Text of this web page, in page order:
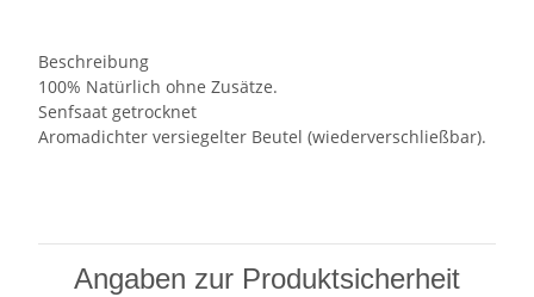
Beschreibung
100% Natürlich ohne Zusätze.
Senfsaat getrocknet
Aromadichter versiegelter Beutel (wiederverschließbar).
Angaben zur Produktsicherheit